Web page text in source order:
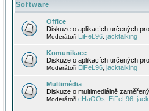
Software
Office
Diskuze o aplikacích určených
Moderátoři EiFeL96 jacktalking
Komunikace
Diskuze o aplikacích určených
Moderátoři EiFeL96 jacktalking
Multimédia
Diskuze o multimediálně
Moderátoři cHaOOs EiFeL96